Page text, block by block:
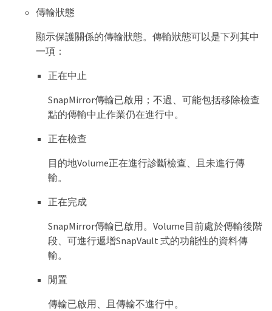
傳輸狀態
顯示保護關係的傳輸狀態。傳輸狀態可以是下列其中
一項：
正在中止
SnapMirror傳輸已啟用；不過、可能包括移除檢查
點的傳輸中止作業仍在進行中。
正在檢查
目的地Volume正在進行診斷檢查、且未進行傳
輸。
正在完成
SnapMirror傳輸已啟用。Volume目前處於傳輸後階
段、可進行遞增SnapVault 式的功能性的資料傳
輸。
閒置
傳輸已啟用、且傳輸不進行中。